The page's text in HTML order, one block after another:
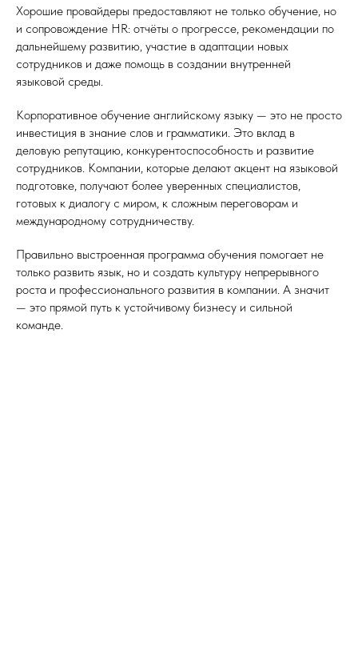
Хорошие провайдеры предоставляют не только обучение, но
и сопровождение HR: отчёты о прогрессе, рекомендации по
дальнейшему развитию, участие в адаптации новых
сотрудников и даже помощь в создании внутренней
языковой среды.
Корпоративное обучение английскому языку — это не просто
инвестиция в знание слов и грамматики. Это вклад в
деловую репутацию, конкурентоспособность и развитие
сотрудников. Компании, которые делают акцент на языковой
подготовке, получают более уверенных специалистов,
готовых к диалогу с миром, к сложным переговорам и
международному сотрудничеству.
Правильно выстроенная программа обучения помогает не
только развить язык, но и создать культуру непрерывного
роста и профессионального развития в компании. А значит
— это прямой путь к устойчивому бизнесу и сильной
команде.